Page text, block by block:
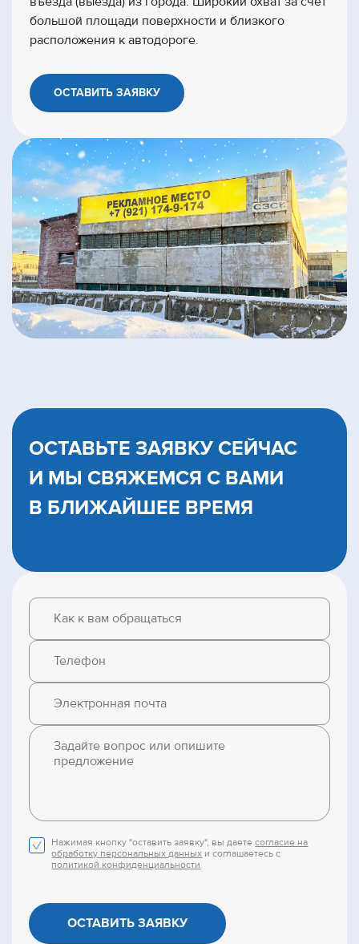
большой площади поверхности и близкого
расположения к автодороге.
ОСТАВИТЬ ЗАЯВКУ
ОСТАВЬТЕ ЗАЯВКУ СЕЙЧАС
И МЫ CВЯЖЕМСЯ С ВАМИ
В БЛИЖАЙШЕЕ ВРЕМЯ
Нажимая кнопку "оставить заявку", вы даетесогласие на
обработку персональных данных и соглашаетесь с
политикой конфиденциальности
ОСТАВИТЬ ЗАЯВКУ